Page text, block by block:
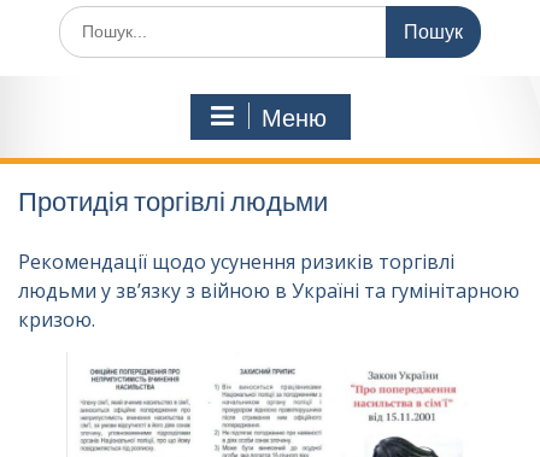
Шукати:
Меню
Протидія торгівлі людьми
Рекомендації щодо усунення ризиків торгівлі
людьми у зв’язку з війною в Україні та гумінітарною
кризою.